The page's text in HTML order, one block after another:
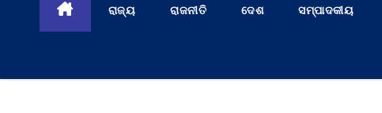
ରାଜ୍ୟ ରାଜନୀତି ଦେଶ ସମ୍ପାଦକୀୟ